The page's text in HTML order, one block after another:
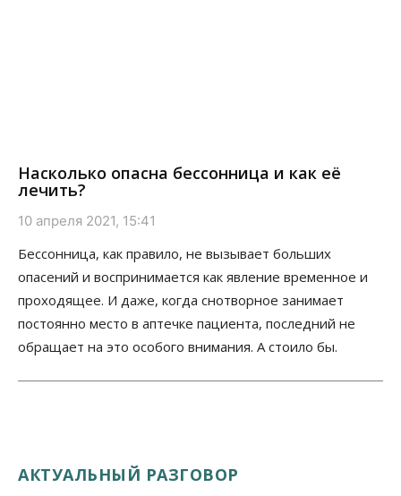
Насколько опасна бессонница и как её
лечить?
10 апреля 2021, 15:41
Бессонница, как правило, не вызывает больших
опасений и воспринимается как явление временное и
проходящее. И даже, когда снотворное занимает
постоянно место в аптечке пациента, последний не
обращает на это особого внимания. А стоило бы.
АКТУАЛЬНЫЙ РАЗГОВОР